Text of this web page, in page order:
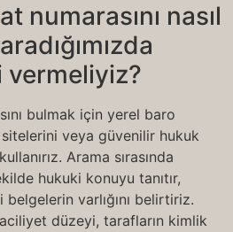
numarasını nasıl
vermeliyiz?
bulmak için yerel baro
veya güvenilir hukuk
Arama sırasında
hukuki konuyu tanıtır,
varlığını belirtiriz.
düzeyi, tarafların kimlik